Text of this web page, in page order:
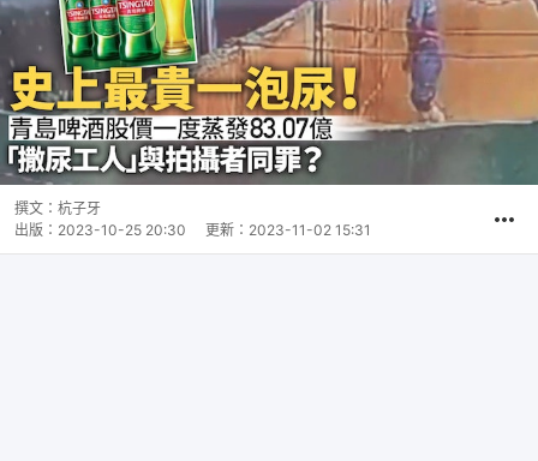
撰文： 杭子牙
出版： 2023-10-25 20:30 更新： 2023-11-02 15:31